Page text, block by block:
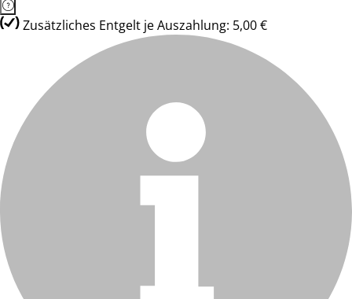
Zusätzliches Entgelt je Auszahlung: 5,00 €